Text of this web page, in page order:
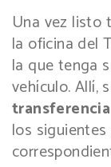
Una vez listo
la oficina del
la que tenga
vehículo. Allí,
transferencia
los